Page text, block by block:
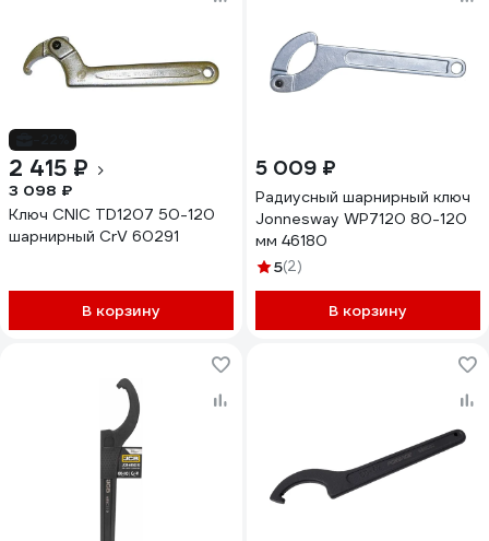
2 415 ₽
3 098 ₽
Ключ CNIC TD1207 50-120
шарнирный CrV 60291
В корзину
5 009 ₽
Радиусный шарнирный ключ
Jonnesway WP7120 80-120
мм 46180
5(2)
В корзину